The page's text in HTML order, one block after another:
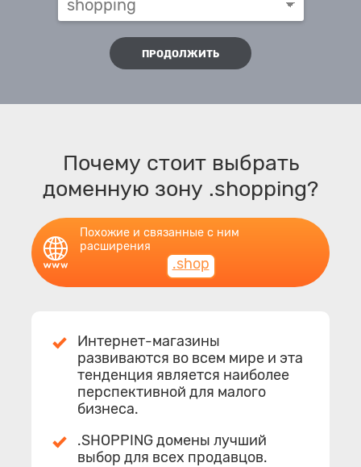
ПРОДОЛЖИТЬ
Почему стоит выбрать
доменную зону .shopping?
Похожие и связанные с ним
расширения
.shop
Интернет-магазины
развиваются во всем мире и эта
тенденция является наиболее
перспективной для малого
бизнеса.
.SHOPPING домены лучший
выбор для всех продавцов.